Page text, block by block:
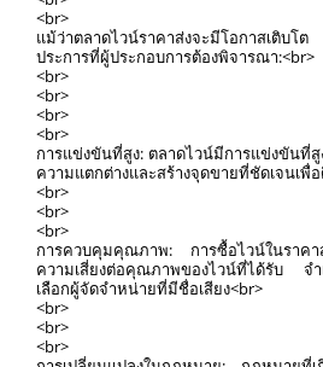
<br>
แม้ว่าตลาดไวน์ราคาส่งจะมีโอกาสเติบ
ประการที่ผู้ประกอบการต้องพิจารณา:<br>
<br>
<br>
<br>
<br>
การแข่งขันที่สูง: ตลาดไวน์มีการแข่งขันที่สู
ความแตกต่างและสร้างจุดขายที่ชัดเจนเพื่
<br>
<br>
<br>
การควบคุมคุณภาพ: การซื้อไวน์ในราคา
ความเสี่ยงต่อคุณภาพของไวน์ที่ได้รับ จำ
เลือกผู้จัดจำหน่ายที่มีชื่อเสียง<br>
<br>
<br>
<br>